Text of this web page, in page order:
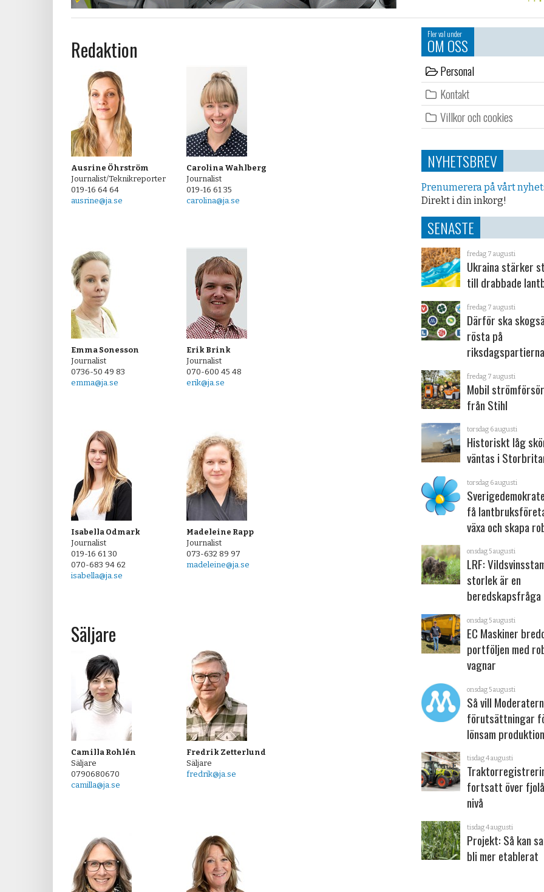
Redaktion
Ausrine Öhrström
Journalist/Teknikreporter
019-16 64 64
ausrine@ja.se
Carolina Wahlberg
Journalist
019-16 61 35
carolina@ja.se
Emma Sonesson
Journalist
0736-50 49 83
emma@ja.se
Erik Brink
Journalist
070-600 45 48
erik@ja.se
Isabella Odmark
Journalist
019-16 61 30
070-683 94 62
isabella@ja.se
Madeleine Rapp
Journalist
073-632 89 97
madeleine@ja.se
Säljare
Camilla Rohlén
Säljare
0790680670
camilla@ja.se
Fredrik Zetterlund
Säljare
fredrik@ja.se
Fler val under
OM OSS
Personal
Kontakt
Villkor och cookies
NYHETSBREV
Prenumerera på vårt
Direkt i din inkorg!
SENASTE
fredag 7 augusti
Ukraina stärker
till drabbade
fredag 7 augusti
Därför ska
rösta på
riksdagspartierna
fredag 7 augusti
Mobil
från Stihl
torsdag 6 augusti
Historiskt låg
väntas i
torsdag 6 augusti
få
växa och skapa
onsdag 5 augusti
LRF:
storlek är en
beredskapsfråga
onsdag 5 augusti
EC Maskiner
portföljen med
vagnar
onsdag 5 augusti
Så vill
förutsättningar
lönsam
tisdag 4 augusti
fortsatt över
nivå
tisdag 4 augusti
Projekt: Så kan
bli mer etablerat